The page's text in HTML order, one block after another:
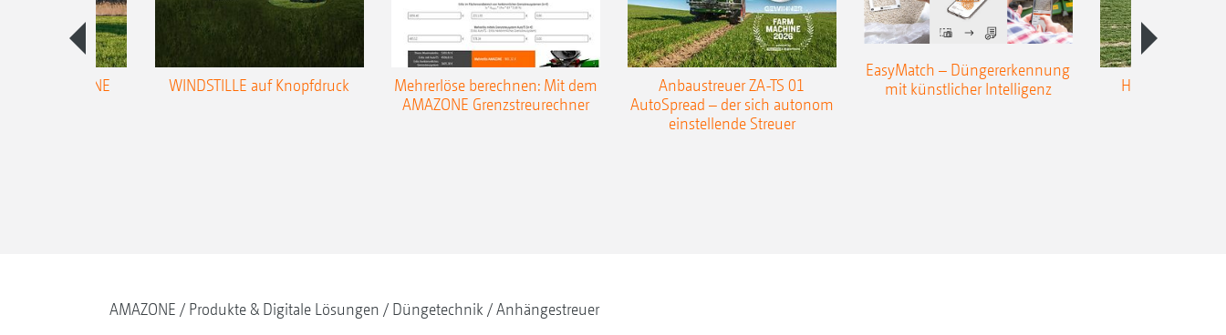
für AMAZONE
WINDSTILLE auf Knopfdruck
Mehrerlöse berechnen: Mit dem
AMAZONE Grenzstreurechner
Anbaustreuer ZA-TS 01
AutoSpread – der sich autonom
einstellende Streuer
EasyMatch – Düngererkennung
mit künstlicher Intelligenz
Hangstreuen -
AMAZONE Produkte & Digitale Lösungen Düngetechnik Anhängestreuer